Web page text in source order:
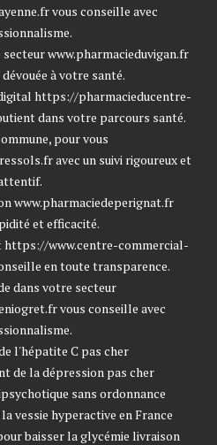
vous conseille avec
secteurwww.pharmacieduvigan.fr
à votre santé.
https://pharmacieducentre-
dans votre parcours santé.
pour vous
avec un suivi rigoureux et
www.pharmaciedeperignat.fr
et efficacité.
https://www.centre-commercial-
en toute transparence.
dans votre secteur
vous conseille avec
l'hépatite C pas cher
de la dépression pas cher
sans ordonnance
vessie hyperactive en France
baisser la glycémie livraison